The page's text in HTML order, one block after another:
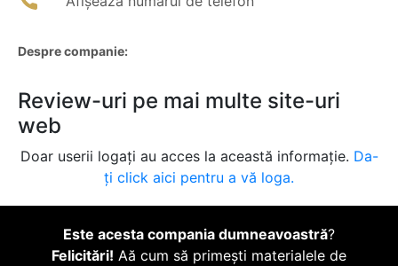
Despre companie:
Review-uri pe mai multe site-uri
web
Doar userii logați au acces la această informație. Da-
ți click aici pentru a vă loga.
Este acesta compania dumneavoastră?
Felicitări! Aă cum să primești materialele de